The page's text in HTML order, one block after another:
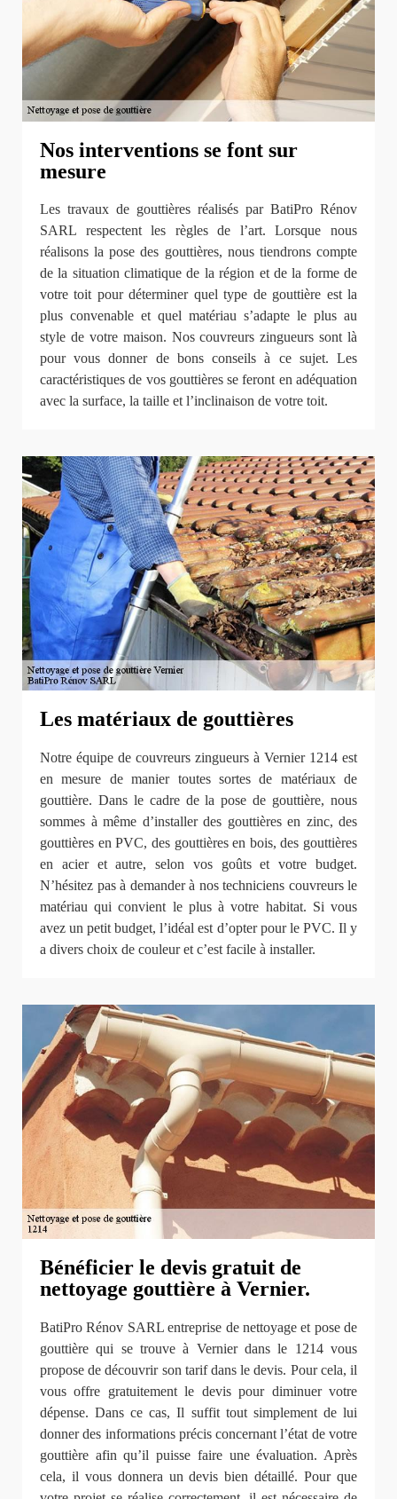
Nos interventions se font sur
mesure
Les travaux de gouttières réalisés par BatiPro Rénov
SARL respectent les règles de l’art. Lorsque nous
réalisons la pose des gouttières, nous tiendrons compte
de la situation climatique de la région et de la forme de
votre toit pour déterminer quel type de gouttière est la
plus convenable et quel matériau s’adapte le plus au
style de votre maison. Nos couvreurs zingueurs sont là
pour vous donner de bons conseils à ce sujet. Les
caractéristiques de vos gouttières se feront en adéquation
avec la surface, la taille et l’inclinaison de votre toit.
Les matériaux de gouttières
Notre équipe de couvreurs zingueurs à Vernier 1214 est
en mesure de manier toutes sortes de matériaux de
gouttière. Dans le cadre de la pose de gouttière, nous
sommes à même d’installer des gouttières en zinc, des
gouttières en PVC, des gouttières en bois, des gouttières
en acier et autre, selon vos goûts et votre budget.
N’hésitez pas à demander à nos techniciens couvreurs le
matériau qui convient le plus à votre habitat. Si vous
avez un petit budget, l’idéal est d’opter pour le PVC. Il y
a divers choix de couleur et c’est facile à installer.
Bénéficier le devis gratuit de
nettoyage gouttière à Vernier.
BatiPro Rénov SARL entreprise de nettoyage et pose de
gouttière qui se trouve à Vernier dans le 1214 vous
propose de découvrir son tarif dans le devis. Pour cela, il
vous offre gratuitement le devis pour diminuer votre
dépense. Dans ce cas, Il suffit tout simplement de lui
donner des informations précis concernant l’état de votre
gouttière afin qu’il puisse faire une évaluation. Après
cela, il vous donnera un devis bien détaillé. Pour que